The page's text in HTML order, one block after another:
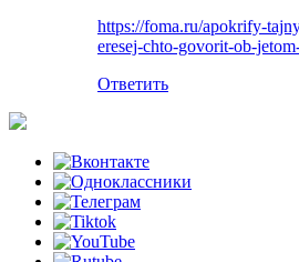
https://foma.ru/apokrify-
eresej-chto-govorit-ob-
Ответить